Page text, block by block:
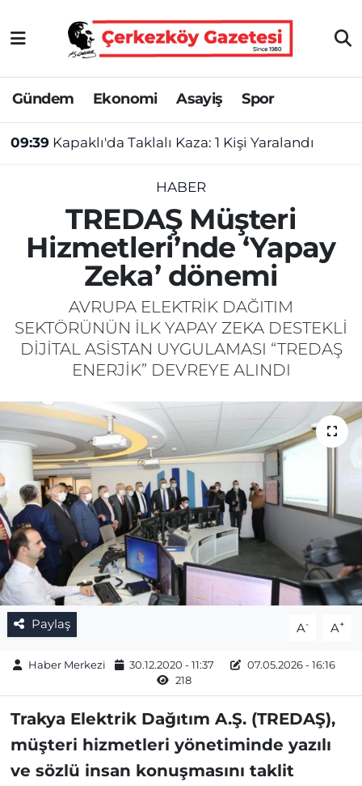
Gündem Ekonomi Asayiş Spor
09:39 Kapaklı'da Taklalı Kaza: 1 Kişi Yaralandı
HABER
TREDAŞ Müşteri
Hizmetleri’nde ‘Yapay
Zeka’ dönemi
AVRUPA ELEKTRİK DAĞITIM
SEKTÖRÜNÜN İLK YAPAY ZEKA DESTEKLİ
DİJİTAL ASİSTAN UYGULAMASI “TREDAŞ
ENERJİK” DEVREYE ALINDI
Paylaş A- A+
Haber Merkezi 30.12.2020 - 11:37
07.05.2026 - 16:16
218
Trakya Elektrik Dağıtım A.Ş. (TREDAŞ),
müşteri hizmetleri yönetiminde yazılı
ve sözlü insan konuşmasını taklit
Asayiş
Ekonomi
Gündem
Kültür&Sanat
Manşet
SAĞLIK
Spor
İletişim
Künye
Topluluk Kuralları
Yayın İlkeleri
Tekirdağ Nöbetçi Eczaneler
Tekirdağ Hava Durumu
Tekirdağ Namaz Vakitleri
Tekirdağ Trafik Yoğunluk Haritası
Süper Lig Puan Durumu ve Fikstür
Tüm Manşetler
Son Dakika Haberleri
Haber Arşivi